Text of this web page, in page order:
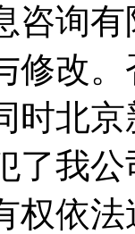
咨询
修改
时北
了我
权依